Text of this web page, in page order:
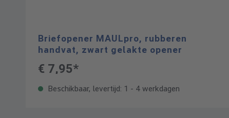
Briefopener MAULpro, rubberen
handvat, zwart gelakte opener
€ 7,95*
Beschikbaar, levertijd: 1 - 4 werkdagen